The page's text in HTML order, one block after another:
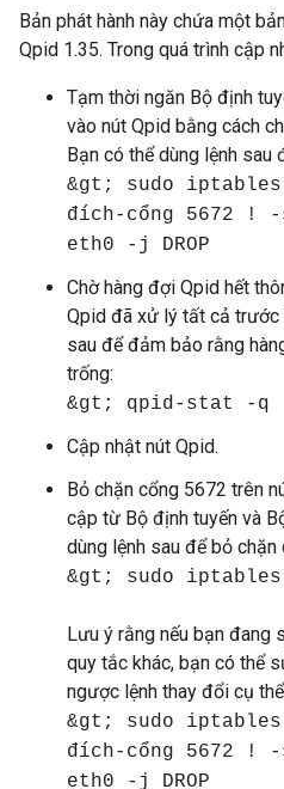
Bản phát hành này chứa một
Qpid 1.35. Trong quá trình cập
Tạm thời ngăn Bộ định
vào nút Qpid bằng cách
Bạn có thể dùng lệnh sau
&gt; sudo
đích-cổng 5672 !
eth0 -j DROP
Chờ hàng đợi Qpid hết
Qpid đã xử lý tất cả trước
sau để đảm bảo rằng
trống:
&gt; qpid-stat -q
Cập nhật nút Qpid.
Bỏ chặn cổng 5672 trên
cập từ Bộ định tuyến và
dùng lệnh sau để bỏ chặn
&gt; sudo
Lưu ý rằng nếu bạn đang
quy tắc khác, bạn có thể
ngược lệnh thay đổi cụ
&gt; sudo
đích-cổng 5672 !
eth0 -j DROP